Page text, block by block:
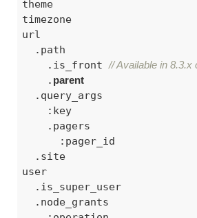
theme
timezone
url
    .is_front
// Available in 8.3.x
    .
parent
user